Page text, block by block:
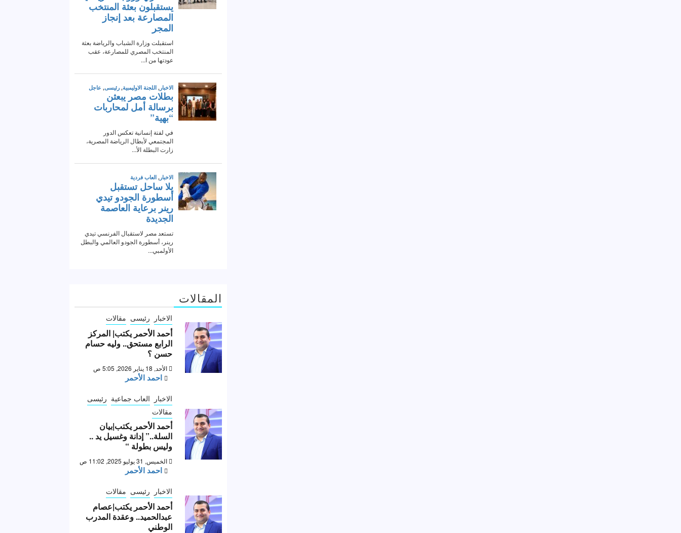
المقالات
الاخبار رئيسى مقالات
أحمد الأحمر يكتب| المركز
الرابع مستحق.. وليه حسام
حسن ؟
الأحد, 18 يناير 2026, 5:05 ص
احمد الأحمر
الاخبار العاب جماعية رئيسى
مقالات
أحمد الأحمر يكتب|بيان
السلة..” إدانة وغسيل يد ..
وليس بطولة “
الخميس, 31 يوليو 2025, 11:02 ص
احمد الأحمر
الاخبار رئيسى مقالات
أحمد الأحمر يكتب|عصام
عبدالحميد.. وعقدة المدرب
الوطني